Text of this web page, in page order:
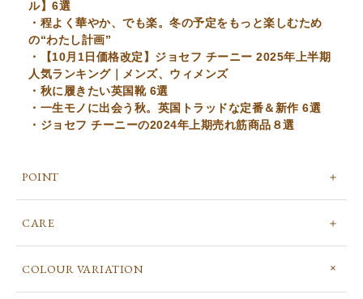
ル】6選
・程よく華やか、でも楽。冬の予定をもっと楽しむため
の“わたし計画”
・【10月1日価格改定】ジョセフ チーニー 2025年上半期
人気ランキング｜メンズ、ウィメンズ
・秋に履きたい英国靴 6選
・一生モノに出会う秋。英国トラッドな定番＆新作 6選
・ジョセフ チーニーの2024年上期売れ筋商品８選
POINT
CARE
COLOUR VARIATION